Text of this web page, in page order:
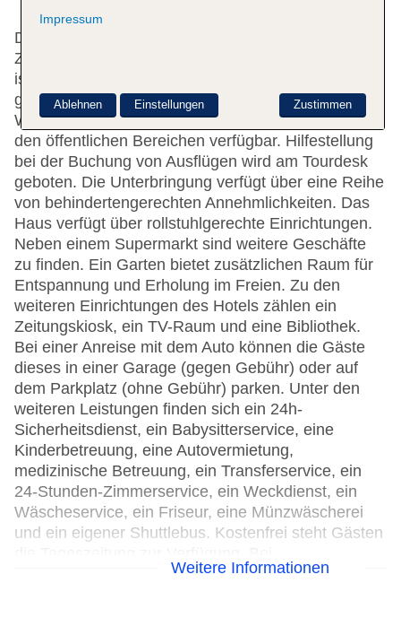
Das Hotel mit einem Aufzug verfügt über 116
Zimmer. Das freundliche Personal an der Rezeption
ist gerne bei allen Fragen behilflich. Zur Einrichtung
gehören eine Gepäckaufbewahrung, ein Safe, eine
Wechselstube und ein Geldautomat. WLAN ist in
den öffentlichen Bereichen verfügbar. Hilfestellung
bei der Buchung von Ausflügen wird am Tourdesk
geboten. Die Unterbringung verfügt über eine Reihe
von behindertengerechten Annehmlichkeiten. Das
Haus verfügt über rollstuhlgerechte Einrichtungen.
Neben einem Supermarkt sind weitere Geschäfte
zu finden. Ein Garten bietet zusätzlichen Raum für
Entspannung und Erholung im Freien. Zu den
weiteren Einrichtungen des Hotels zählen ein
Zeitungskiosk, ein TV-Raum und eine Bibliothek.
Bei einer Anreise mit dem Auto können die Gäste
dieses in einer Garage (gegen Gebühr) oder auf
dem Parkplatz (ohne Gebühr) parken. Unter den
weiteren Leistungen finden sich ein 24h-
Sicherheitsdienst, ein Babysitterservice, eine
Kinderbetreuung, eine Autovermietung,
medizinische Betreuung, ein Transferservice, ein
24-Stunden-Zimmerservice, ein Weckdienst, ein
Wäscheservice, ein Friseur, eine Münzwäscherei
und ein eigener Shuttlebus. Kostenfrei steht Gästen
Geschäftlichem hilft das Business-Center gerne
Weitere Informationen
Impressum
Zustimmen
Ablehnen Einstellungen